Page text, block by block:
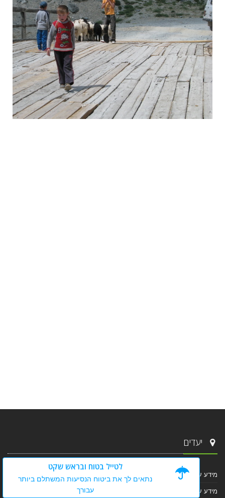
יעדים
מידע על סינגפור
מידע על סרי לנקה
לטייל בטוח ובראש שקט
נתאים לך את ביטוח הנסיעות המשתלם ביותר
עבורך